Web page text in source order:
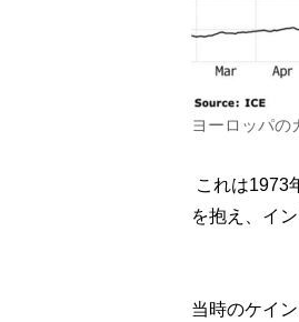
ヨーロッパの
これは1973
を抱え、イ
当時のケイ